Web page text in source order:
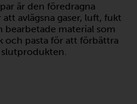
är den föredragna
avlägsna gaser, luft, fukt
bearbetade material som
och pasta för att förbättra